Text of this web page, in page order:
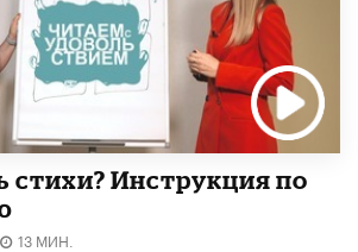
стихи? Инструкция по
13 МИН.